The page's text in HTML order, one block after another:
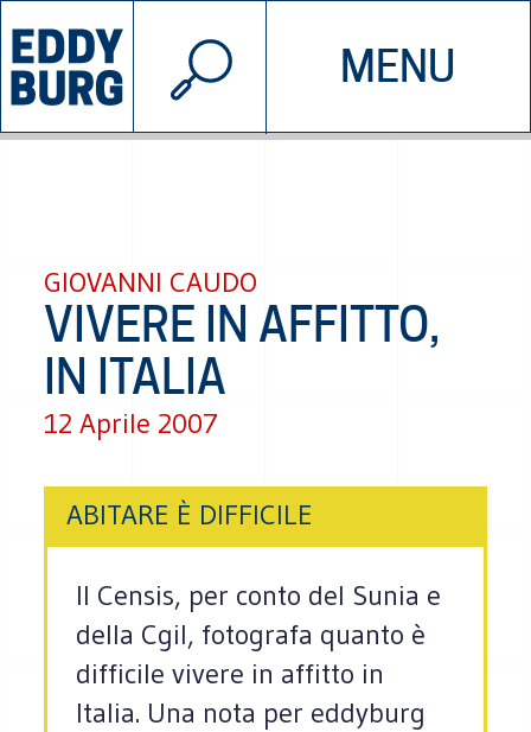
MENU
INIZIATIVE CHI SIAMO
© 2026 EDDYBURG
GIOVANNI CAUDO
VIVERE IN AFFITTO,
IN ITALIA
12 Aprile 2007
ABITARE È DIFFICILE
Il Censis, per conto del Sunia e
della Cgil, fotografa quanto è
difficile vivere in affitto in
Italia. Una nota per eddyburg